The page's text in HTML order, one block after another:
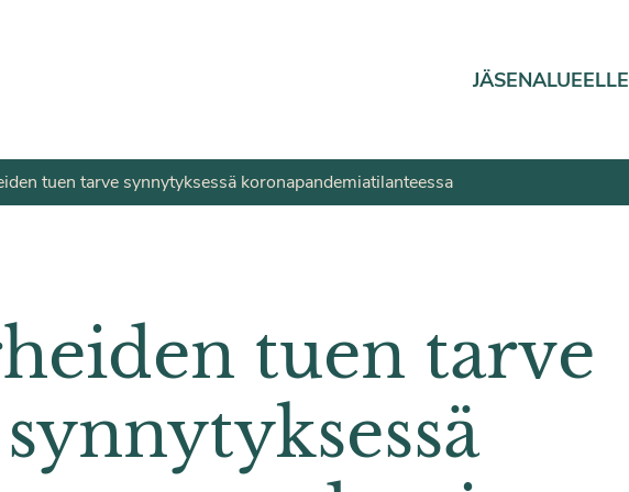
JÄSENALUEELLE
tuen tarve synnytyksessä korona­pandemia­tilanteessa
tuen tarve
synnytyksessä